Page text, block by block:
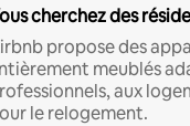
cherchez des
propose des
meublés
aux
le relogement.